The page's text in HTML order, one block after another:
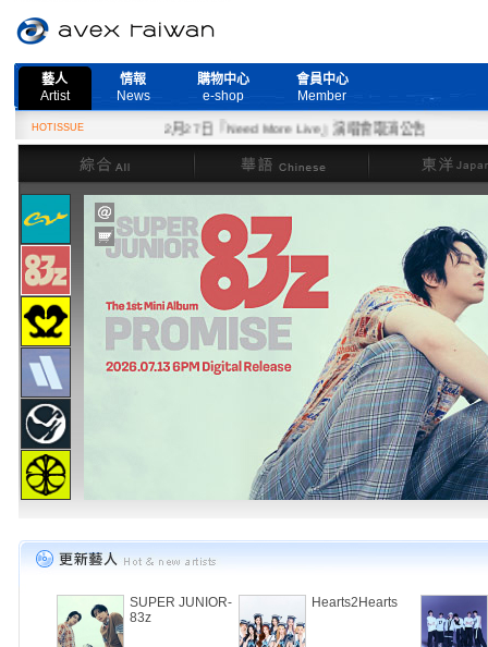
藝人
Artist
情報
News
購物中心
e-shop
會員中心
Member
HOTISSUE
2月27日『Need More Live』演唱會取消公告
綜合
華語 東洋
SUPER JUNIOR-
83z
Hearts2Hearts